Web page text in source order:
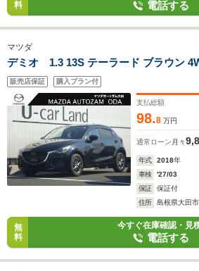
料 電話する
マツダ
デミオ 1.3 13S テーラード ブラウン
販売店保証 購入プラン付
支払総額
98.8 万円
通常ローン 月々
年式 2018年
車検
'27/03
保証
保証付
住所
島根県大田市
無
料
今すぐ在庫確認・見
電話する